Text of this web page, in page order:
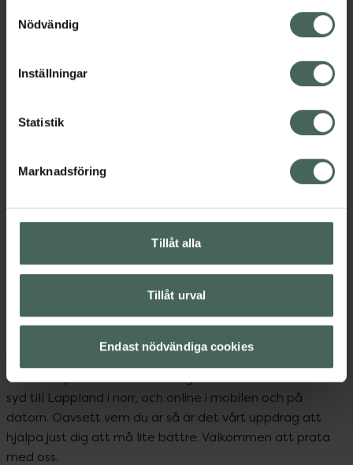
återkalla ditt samtycke via webbplatsens
cookieinställningar. Ett återkallat samtycke påverkar inte
lagligheten av behandling som skett innan återkallelsen.
Nödvändig
Inställningar
Statistik
Marknadsföring
Tillåt alla
Tillåt urval
Endast nödvändiga cookies
Q10Q10
Innehåll Visa
Instruktioner Visa
Upptäck flera produkter inom
Kosttillskott
Kosttillskott
Q10 Q10
Kronans Apotek finns här för dig. Du hittar oss från Skåne i
syd till Lappland i norr, och online i mobilen och på
datorn. Oavsett vem du är så är det vårt uppdrag att
hjälpa just dig att må lite bättre. Välkommen att prata
med oss.